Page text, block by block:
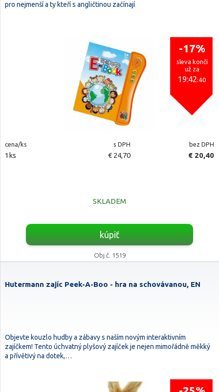
pro nejmenší a ty kteří s angličtinou začínají
-17%
sleva končí
už za
19:42:39
cena/ks s DPH bez DPH
1ks € 24,70 € 20,40
SKLADEM
kúpiť
Obj.č. 1519
Hutermann zajíc Peek-A-Boo - hra na schovávanou, EN
Objevte kouzlo hudby a zábavy s naším novým interaktivním
zajíčkem! Tento úchvatný plyšový zajíček je nejen mimořádně měkký
a přívětivý na dotek,…